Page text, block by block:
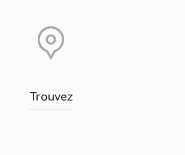
Trouvez